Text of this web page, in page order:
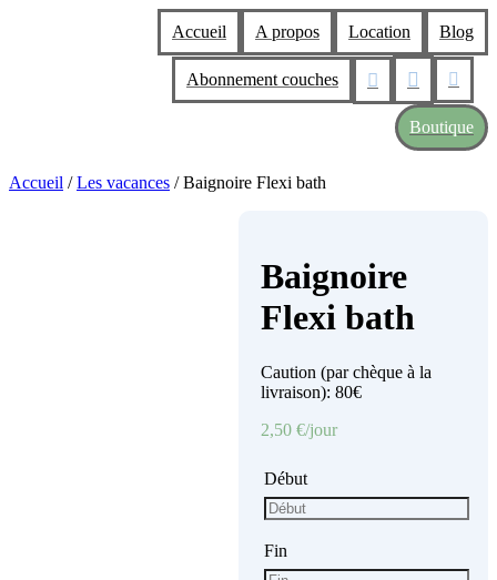
Accueil A propos Location Blog
Abonnement couches   
Boutique
Accueil /Les vacances / Baignoire Flexi bath
Baignoire
Flexi bath
Caution (par chèque à la
livraison): 80€
2,50€/jour
Début
Fin